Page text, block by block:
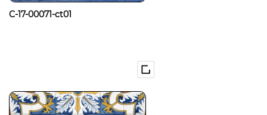
C-17-00071-ct01